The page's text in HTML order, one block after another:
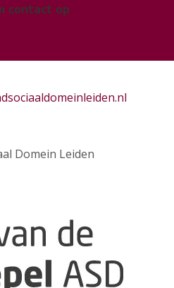
contact op
Domein Leiden